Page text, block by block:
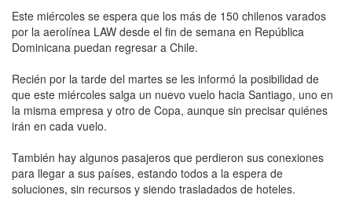
Este miércoles se espera que los más de 150 chilenos varados
por la aerolínea LAW desde el fin de semana en República
Dominicana puedan regresar a Chile.
Recién por la tarde del martes se les informó la posibilidad de
que este miércoles salga un nuevo vuelo hacia Santiago, uno en
la misma empresa y otro de Copa, aunque sin precisar quiénes
irán en cada vuelo.
También hay algunos pasajeros que perdieron sus conexiones
para llegar a sus países, estando todos a la espera de
soluciones, sin recursos y siendo trasladados de hoteles.